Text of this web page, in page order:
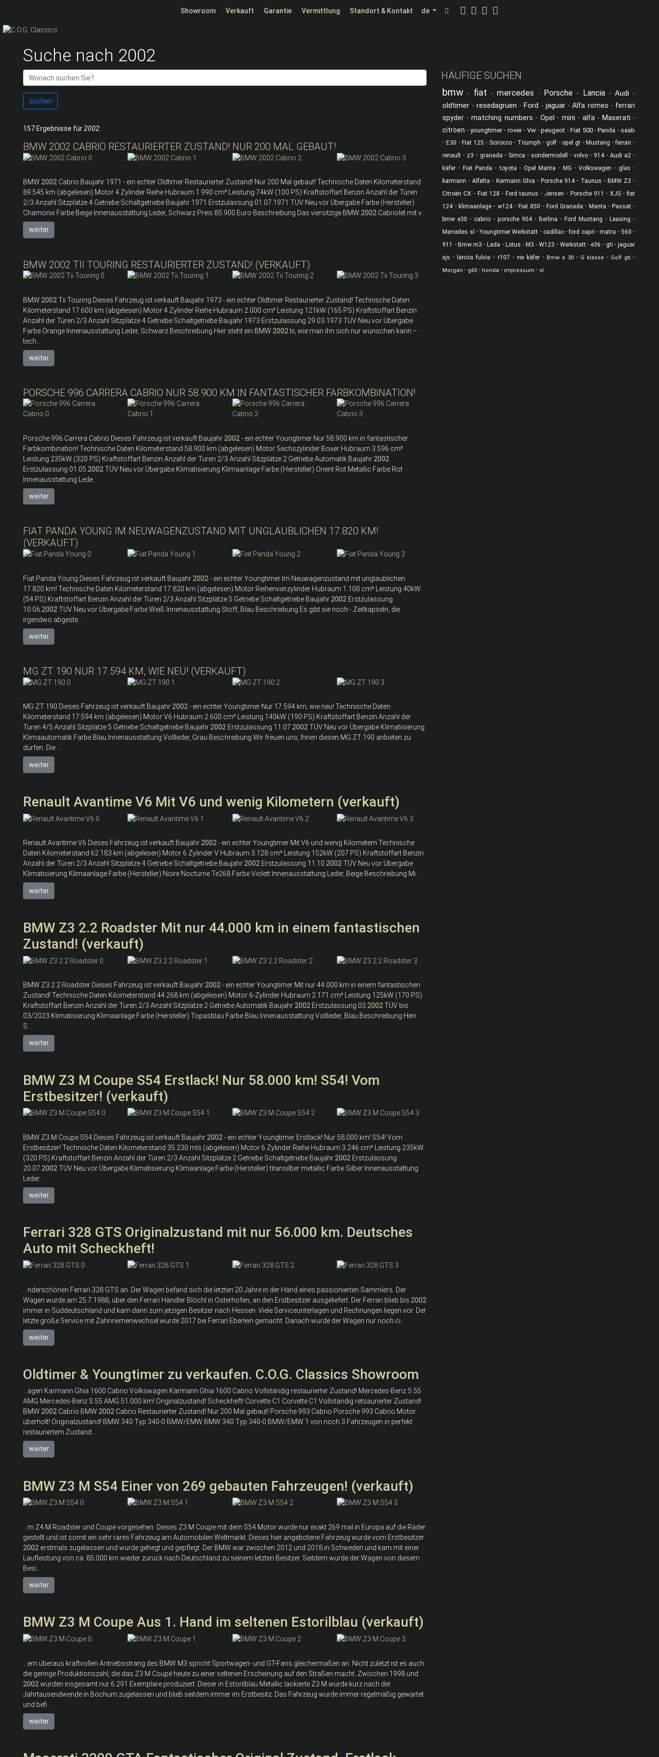
Showroom Verkauft Garantie Vermittlung Standort & Kontakt de C.O.G. Classics auf YouTube
C.O.G. Classics auf Facebook
C.O.G. Classics auf Instagram
Suche nach 2002
suchen
157 Ergebnisse für2002:
BMW 2002 CABRIO RESTAURIERTER ZUSTAND! NUR 200 MAL GEBAUT!
BMW 2002 Cabrio Baujahr 1971 - ein echter Oldtimer Restaurierter Zustand! Nur 200 Mal gebaut! Technische Daten Kilometerstand
89.545 km (abgelesen) Motor 4 Zylinder Reihe Hubraum 1.990 cm³ Leistung 74kW (100 PS) Kraftstoffart Benzin Anzahl der Türen
2/3 Anzahl Sitzplätze 4 Getriebe Schaltgetriebe Baujahr 1971 Erstzulassung 01.07.1971 TÜV Neu vor Übergabe Farbe (Hersteller)
Chamonix Farbe Beige Innenausstattung Leder, Schwarz Preis 85.900 Euro Beschreibung Das viersitzige BMW 2002 Cabriolet mit v...
weiter
BMW 2002 TII TOURING RESTAURIERTER ZUSTAND! (VERKAUFT)
BMW 2002 Tii Touring Dieses Fahrzeug ist verkauft Baujahr 1973 - ein echter Oldtimer Restaurierter Zustand! Technische Daten
Kilometerstand 17.600 km (abgelesen) Motor 4 Zylinder Reihe Hubraum 2.000 cm³ Leistung 121kW (165 PS) Kraftstoffart Benzin
Anzahl der Türen 2/3 Anzahl Sitzplätze 4 Getriebe Schaltgetriebe Baujahr 1973 Erstzulassung 29.03.1973 TÜV Neu vor Übergabe
Farbe Orange Innenausstattung Leder, Schwarz Beschreibung Hier steht ein BMW 2002tii, wie man ihn sich nur wünschen kann –
tech...
weiter
PORSCHE 996 CARRERA CABRIO NUR 58.900 KM IN FANTASTISCHER FARBKOMBINATION!
Porsche 996 Carrera Cabrio Dieses Fahrzeug ist verkauft Baujahr 2002 - ein echter Youngtimer Nur 58.900 km in fantastischer
Farbkombination! Technische Daten Kilometerstand 58.900 km (abgelesen) Motor Sechszylinder Boxer Hubraum 3.596 cm³
Leistung 235kW (320 PS) Kraftstoffart Benzin Anzahl der Türen 2/3 Anzahl Sitzplätze 2 Getriebe Automatik Baujahr 2002
Erstzulassung 01.05. 2002 TÜV Neu vor Übergabe Klimatisierung Klimaanlage Farbe (Hersteller) Orient Rot Metallic Farbe Rot
Innenausstattung Lede...
weiter
FIAT PANDA YOUNG IM NEUWAGENZUSTAND MIT UNGLAUBLICHEN 17.820 KM!
(VERKAUFT)
Fiat Panda Young Dieses Fahrzeug ist verkauft Baujahr 2002 - ein echter Youngtimer Im Neuwagenzustand mit unglaublichen
17.820 km! Technische Daten Kilometerstand 17.820 km (abgelesen) Motor Reihenvierzylinder Hubraum 1.108 cm³ Leistung 40kW
(54 PS) Kraftstoffart Benzin Anzahl der Türen 2/3 Anzahl Sitzplätze 5 Getriebe Schaltgetriebe Baujahr 2002 Erstzulassung
10.06. 2002 TÜV Neu vor Übergabe Farbe Weiß Innenausstattung Stoff, Blau Beschreibung Es gibt sie noch - Zeitkapseln, die
irgendwo abgeste...
weiter
MG ZT 190 NUR 17.594 KM, WIE NEU! (VERKAUFT)
MG ZT 190 Dieses Fahrzeug ist verkauft Baujahr2002- ein echter Youngtimer Nur 17.594 km, wie neu! Technische Daten
Kilometerstand 17.594 km (abgelesen) Motor V6 Hubraum 2.600 cm³ Leistung 140kW (190 PS) Kraftstoffart Benzin Anzahl der
Türen 4/5 Anzahl Sitzplätze 5 Getriebe Schaltgetriebe Baujahr2002 Erstzulassung 11.07.2002TÜV Neu vor Übergabe Klimatisierung
Klimaautomatik Farbe Blau Innenausstattung Vollleder, Grau Beschreibung Wir freuen uns, Ihnen diesen MG ZT 190 anbieten zu
dürfen. Die ...
weiter
Renault Avantime V6 Mit V6 und wenig Kilometern (verkauft)
Renault Avantime V6 Dieses Fahrzeug ist verkauft Baujahr2002- ein echter Youngtimer Mit V6 und wenig Kilometern Technische
Daten Kilometerstand 62.183 km (abgelesen) Motor 6 Zylinder V Hubraum 3.128 cm³ Leistung 152kW (207 PS) Kraftstoffart Benzin
Anzahl der Türen 2/3 Anzahl Sitzplätze 4 Getriebe Schaltgetriebe Baujahr2002 Erstzulassung 11.10.2002TÜV Neu vor Übergabe
Klimatisierung Klimaanlage Farbe (Hersteller) Noire Nocturne Te268 Farbe Violett Innenausstattung Leder, Beige Beschreibung Mi...
weiter
BMW Z3 2.2 Roadster Mit nur 44.000 km in einem fantastischen
Zustand! (verkauft)
BMW Z3 2.2 Roadster Dieses Fahrzeug ist verkauft Baujahr 2002 - ein echter Youngtimer Mit nur 44.000 km in einem fantastischen
Zustand! Technische Daten Kilometerstand 44.268 km (abgelesen) Motor 6-Zylinder Hubraum 2.171 cm³ Leistung 125kW (170 PS)
Kraftstoffart Benzin Anzahl der Türen 2/3 Anzahl Sitzplätze 2 Getriebe Automatik Baujahr 2002 Erstzulassung 03. 2002 TÜV bis
03/2023 Klimatisierung Klimaanlage Farbe (Hersteller) Topasblau Farbe Blau Innenausstattung Vollleder, Blau Beschreibung Herr
S...
weiter
BMW Z3 M Coupe S54 Erstlack! Nur 58.000 km! S54! Vom
Erstbesitzer! (verkauft)
BMW Z3 M Coupe S54 Dieses Fahrzeug ist verkauft Baujahr 2002 - ein echter Youngtimer Erstlack! Nur 58.000 km! S54! Vom
Erstbesitzer! Technische Daten Kilometerstand 35.230 mls (abgelesen) Motor 6 Zylinder Reihe Hubraum 3.246 cm³ Leistung 235kW
(320 PS) Kraftstoffart Benzin Anzahl der Türen 2/3 Anzahl Sitzplätze 2 Getriebe Schaltgetriebe Baujahr 2002 Erstzulassung
20.07. 2002 TÜV Neu vor Übergabe Klimatisierung Klimaanlage Farbe (Hersteller) titansilber metallic Farbe Silber Innenausstattung
Leder...
weiter
Ferrari 328 GTS Originalzustand mit nur 56.000 km. Deutsches
Auto mit Scheckheft!
...nderschönen Ferrari 328 GTS an. Der Wagen befand sich die letzten 20 Jahre in der Hand eines passionierten Sammlers. Der
Wagen wurde am 25.7.1988, über den Ferrari Händler Blöchl in Osterhofen, an den Erstbesitzer ausgeliefert. Der Ferrari blieb bis 2002
immer in Süddeutschland und kam dann zum jetzigen Besitzer nach Hessen. Viele Serviceunterlagen und Rechnungen liegen vor. Der
letzte große Service mit Zahnriemenwechsel wurde 2017 bei Ferrari Eberlein gemacht. Danach wurde der Wagen nur noch ci...
weiter
Oldtimer & Youngtimer zu verkaufen. C.O.G. Classics Showroom
...agen Karmann Ghia 1600 Cabrio Volkswagen Karmann Ghia 1600 Cabrio Vollständig restaurierter Zustand! Mercedes-Benz S 55
AMG Mercedes-Benz S 55 AMG 51.000 km! Originalzustand! Scheckheft! Corvette C1 Corvette C1 Vollständig retsaurierter Zustand!
BMW 2002 Cabrio BMW 2002 Cabrio Restaurierter Zustand! Nur 200 Mal gebaut! Porsche 993 Cabrio Porsche 993 Cabrio Motor
überholt! Originalzustand! BMW 340 Typ 340-0 BMW/EMW BMW 340 Typ 340-0 BMW/EMW 1 von noch 3 Fahrzeugen in perfekt
restauriertem Zustand...
weiter
BMW Z3 M S54 Einer von 269 gebauten Fahrzeugen! (verkauft)
...m Z4 M Roadster und Coupe vorgesehen. Dieses Z3 M Coupe mit dem S54 Motor wurde nur exakt 269 mal in Europa auf die Räder
gestellt und ist somit ein sehr rares Fahrzeug am Automobilen Weltmarkt. Dieses hier angebotene Fahrzeug wurde vom Erstbesitzer
2002 erstmals zugelassen und wurde gehegt und gepflegt. Der BMW war zwischen 2012 und 2018 in Schweden und kam mit einer
Laufleistung von ca. 85.000 km wieder zurück nach Deutschland zu seinem letzten Besitzer. Seitdem wurde der Wagen von diesem
Besi...
weiter
BMW Z3 M Coupe Aus 1. Hand im seltenen Estorilblau (verkauft)
...em überaus kraftvollen Antriebsstrang des BMW M3 spricht Sportwagen- und GT-Fans gleichermaßen an. Nicht zuletzt ist es auch
die geringe Produktionszahl, die das Z3 M Coupé heute zu einer seltenen Erscheinung auf den Straßen macht. Zwischen 1998 und
2002 wurden insgesamt nur 6.291 Exemplare produziert. Dieser in Estorilblau Metallic lackierte Z3 M wurde kurz nach der
Jahrtausendwende in Bochum zugelassen und blieb seitdem immer im Erstbesitz. Das Fahrzeug wurde immer regelmäßig gewartet
und befi...
weiter
HÄUFIGE SUCHEN
bmw - fiat - mercedes - Porsche - Lancia- Audi -
oldtimer - resedagruen - Ford - jaguar-Alfa romeo - ferrari
spyder -matching numbers - Opel - mini - alfa - Maserati -
citroen -youngtimer- rover- Vw-peugeot -Fiat 500-Panda - saab
- E30 -Fiat 125 - Scirocco- Triumph - golf - opel gt -Mustang -ferrari -
renault - z3 - granada - Simca - sondermodell - volvo- 914- Audi a2 -
käfer - Fiat Panda -toyota -Opel Manta - MG -Volkswagen - glas -
karmann -Alfetta - Karmann Ghia - Porsche 914- Taunus - BMW Z3 -
Citroën CX - Fiat 128 - Ford taunus - Jensen - Porsche 911 - XJS-fiat
124-klimaanlage - w124- Fiat 850 - Ford Granada - Manta - Passat-
bmw e30 -cabrio - porsche 904- Berlina - Ford Mustang - Leasing -
Mercedes sl -Youngtimer Werkstatt - cadillac-ford capri -matra - 560 -
911 - Bmw m3 -Lada - Lotus -M3 -W123 - Werkstatt-e36 - gti -jaguar
xjs - lancia fulvia - r107 - vw käfer- Bmw e 30- G klasse - Golf gti -
Morgan - g65 - honda - impressum - sl